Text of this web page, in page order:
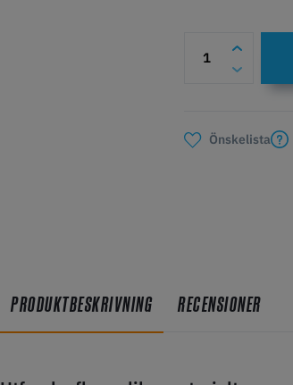
Önskelista
PRODUKTBESKRIVNING RECENSIONER